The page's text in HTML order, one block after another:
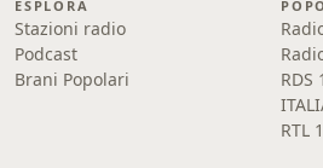
ESPLORA
Stazioni radio
Podcast
Brani Popolari
RDS
RTL